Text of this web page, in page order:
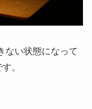
ない状態になって
。